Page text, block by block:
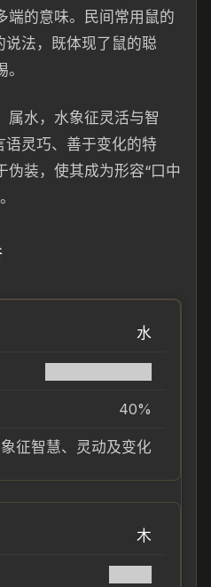
端的意味。民间常用鼠的
说法，既体现了鼠的聪
属水，水象征灵活与智
语灵巧、善于变化的特
伪装，使其成为形容“口中
水
40%
征智慧、灵动及变化
木